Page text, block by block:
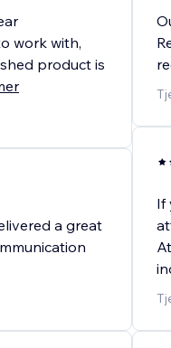
work with,
product is
a great
If